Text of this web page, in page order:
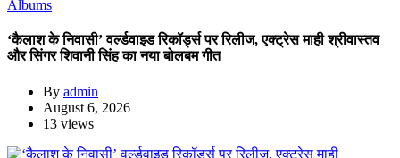
Albums
‘कैलाश के निवासी’ वर्ल्डवाइड रिकॉर्ड्स पर रिलीज, एक्ट्रेस माही श्रीवास्तव
और सिंगर शिवानी सिंह का नया बोलबम गीत
By admin
August 6, 2026
13 views